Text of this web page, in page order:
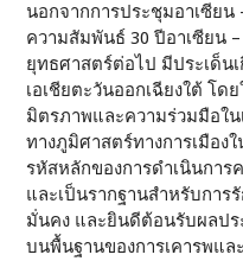
นอกจากการประชุมอาเซียน
ความสัมพันธ์ 30 ปีอาเซียน
ยุทธศาสตร์ต่อไป มีประเด็
เอเชียตะวันออกเฉียงใต้ โ
มิตรภาพและความร่วมมือใน
ทางภูมิศาสตร์ทางการเมือง
รหัสหลักของการดำเนินกา
และเป็นรากฐานสำหรับกา
มั่นคง และยินดีต้อนรับผลปร
บนพื้นฐานของการเคารพแ